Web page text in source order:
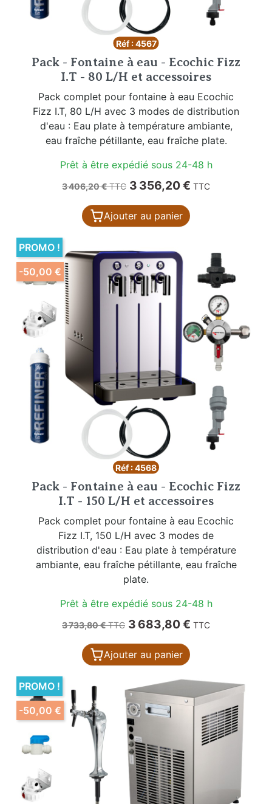
Réf : 4567
Pack - Fontaine à eau - Ecochic Fizz
I.T - 80 L/H et accessoires
Pack complet pour fontaine à eau Ecochic
Fizz I.T, 80 L/H avec 3 modes de distribution
d'eau : Eau plate à température ambiante,
eau fraîche pétillante, eau fraîche plate.
Prêt à être expédié sous 24-48 h
Prix de base
3 406,20 €TTC Prix
3 356,20 € TTC
Ajouter au panier
Réf : 4568
Pack - Fontaine à eau - Ecochic Fizz
I.T - 150 L/H et accessoires
Pack complet pour fontaine à eau Ecochic
Fizz I.T, 150 L/H avec 3 modes de
distribution d'eau : Eau plate à température
ambiante, eau fraîche pétillante, eau fraîche
plate.
Prêt à être expédié sous 24-48 h
Prix de base
3 733,80 €TTC Prix
3 683,80 € TTC
Ajouter au panier
PROMO !
-50,00 €
PROMO !
-50,00 €